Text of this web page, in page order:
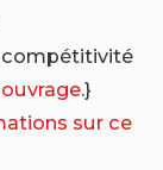
compétitivité
.}
sur ce